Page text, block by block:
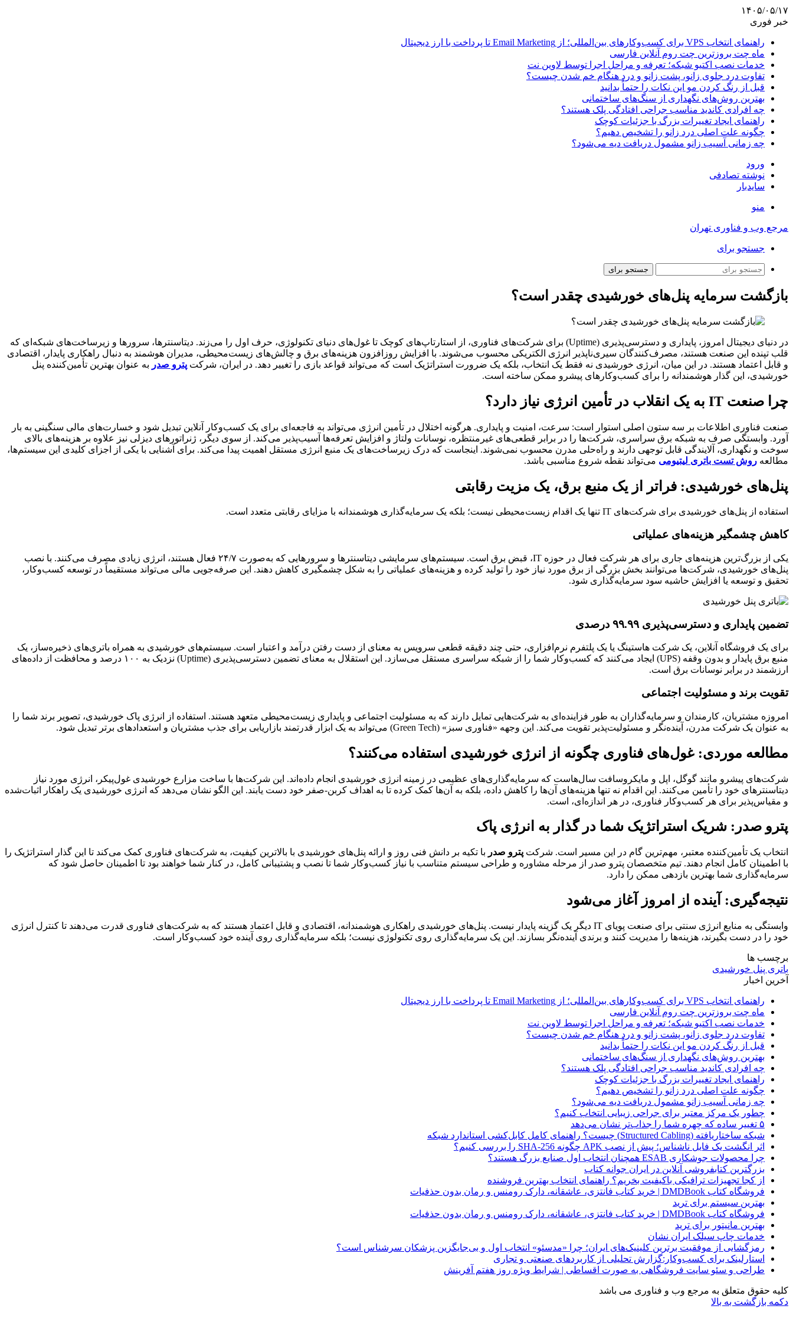
۱۴۰۵/۰۵/۱۷
خبر فوری
راهنمای انتخاب VPS برای کسب‌وکارهای بین‌المللی؛ از Email Marketing تا پرداخت با ارز دیجیتال
ماه چت بروزترین چت روم آنلاین فارسی
خدمات نصب اکتیو شبکه؛ تعرفه و مراحل اجرا توسط لاوین نت
تفاوت درد جلوی زانو، پشت زانو و درد هنگام خم شدن چیست؟
قبل از رنگ کردن مو این نکات را حتماً بدانید
بهترین روش‌های نگهداری از سنگ‌های ساختمانی
چه افرادی کاندید مناسب جراحی افتادگی پلک هستند؟
راهنمای ایجاد تغییرات بزرگ با جزئیات کوچک
چگونه علت اصلی درد زانو را تشخیص دهیم؟
چه زمانی آسیب زانو مشمول دریافت دیه می‌شود؟
ورود
نوشته تصادفی
سایدبار
منو
مرجع وب و فناوری تهران
جستجو برای
جستجو برای
بازگشت سرمایه پنل‌های خورشیدی چقدر است؟
در دنیای دیجیتال امروز، پایداری و دسترسی‌پذیری (Uptime) برای شرکت‌های فناوری، از استارتاپ‌های کوچک تا غول‌های دنیای تکنولوژی، حرف اول را می‌زند. دیتاسنترها، سرورها و زیرساخت‌های شبکه‌ای که
قلب تپنده این صنعت هستند، مصرف‌کنندگان سیری‌ناپذیر انرژی الکتریکی محسوب می‌شوند. با افزایش روزافزون هزینه‌های برق و چالش‌های زیست‌محیطی، مدیران هوشمند به دنبال راهکاری پایدار، اقتصادی
و قابل اعتماد هستند. در این میان، انرژی خورشیدی نه فقط یک انتخاب، بلکه یک ضرورت استراتژیک است که می‌تواند قواعد بازی را تغییر دهد. در ایران، شرکت پترو صدر به عنوان بهترین تأمین‌کننده پنل
خورشیدی، این گذار هوشمندانه را برای کسب‌وکارهای پیشرو ممکن ساخته است.
چرا صنعت IT به یک انقلاب در تأمین انرژی نیاز دارد؟
صنعت فناوری اطلاعات بر سه ستون اصلی استوار است: سرعت، امنیت و پایداری. هرگونه اختلال در تأمین انرژی می‌تواند به فاجعه‌ای برای یک کسب‌وکار آنلاین تبدیل شود و خسارت‌های مالی سنگینی به بار
آورد. وابستگی صرف به شبکه برق سراسری، شرکت‌ها را در برابر قطعی‌های غیرمنتظره، نوسانات ولتاژ و افزایش تعرفه‌ها آسیب‌پذیر می‌کند. از سوی دیگر، ژنراتورهای دیزلی نیز علاوه بر هزینه‌های بالای
سوخت و نگهداری، آلایندگی قابل توجهی دارند و راه‌حلی مدرن محسوب نمی‌شوند. اینجاست که درک زیرساخت‌های یک منبع انرژی مستقل اهمیت پیدا می‌کند. برای آشنایی با یکی از اجزای کلیدی این سیستم‌ها،
مطالعه روش تست باتری لیتیومی می‌تواند نقطه شروع مناسبی باشد.
پنل‌های خورشیدی: فراتر از یک منبع برق، یک مزیت رقابتی
استفاده از پنل‌های خورشیدی برای شرکت‌های IT تنها یک اقدام زیست‌محیطی نیست؛ بلکه یک سرمایه‌گذاری هوشمندانه با مزایای رقابتی متعدد است.
کاهش چشمگیر هزینه‌های عملیاتی
یکی از بزرگ‌ترین هزینه‌های جاری برای هر شرکت فعال در حوزه IT، قبض برق است. سیستم‌های سرمایشی دیتاسنترها و سرورهایی که به‌صورت ۲۴/۷ فعال هستند، انرژی زیادی مصرف می‌کنند. با نصب
پنل‌های خورشیدی، شرکت‌ها می‌توانند بخش بزرگی از برق مورد نیاز خود را تولید کرده و هزینه‌های عملیاتی را به شکل چشمگیری کاهش دهند. این صرفه‌جویی مالی می‌تواند مستقیماً در توسعه کسب‌وکار،
تحقیق و توسعه یا افزایش حاشیه سود سرمایه‌گذاری شود.
تضمین پایداری و دسترسی‌پذیری ۹۹.۹۹ درصدی
برای یک فروشگاه آنلاین، یک شرکت هاستینگ یا یک پلتفرم نرم‌افزاری، حتی چند دقیقه قطعی سرویس به معنای از دست رفتن درآمد و اعتبار است. سیستم‌های خورشیدی به همراه باتری‌های ذخیره‌ساز، یک
منبع برق پایدار و بدون وقفه (UPS) ایجاد می‌کنند که کسب‌وکار شما را از شبکه سراسری مستقل می‌سازد. این استقلال به معنای تضمین دسترسی‌پذیری (Uptime) نزدیک به ۱۰۰ درصد و محافظت از داده‌های
ارزشمند در برابر نوسانات برق است.
تقویت برند و مسئولیت اجتماعی
امروزه مشتریان، کارمندان و سرمایه‌گذاران به طور فزاینده‌ای به شرکت‌هایی تمایل دارند که به مسئولیت اجتماعی و پایداری زیست‌محیطی متعهد هستند. استفاده از انرژی پاک خورشیدی، تصویر برند شما را
به عنوان یک شرکت مدرن، آینده‌نگر و مسئولیت‌پذیر تقویت می‌کند. این وجهه «فناوری سبز» (Green Tech) می‌تواند به یک ابزار قدرتمند بازاریابی برای جذب مشتریان و استعدادهای برتر تبدیل شود.
مطالعه موردی: غول‌های فناوری چگونه از انرژی خورشیدی استفاده می‌کنند؟
شرکت‌های پیشرو مانند گوگل، اپل و مایکروسافت سال‌هاست که سرمایه‌گذاری‌های عظیمی در زمینه انرژی خورشیدی انجام داده‌اند. این شرکت‌ها با ساخت مزارع خورشیدی غول‌پیکر، انرژی مورد نیاز
دیتاسنترهای خود را تأمین می‌کنند. این اقدام نه تنها هزینه‌های آن‌ها را کاهش داده، بلکه به آن‌ها کمک کرده تا به اهداف کربن-صفر خود دست یابند. این الگو نشان می‌دهد که انرژی خورشیدی یک راهکار اثبات‌شده
و مقیاس‌پذیر برای هر کسب‌وکار فناوری، در هر اندازه‌ای، است.
پترو صدر: شریک استراتژیک شما در گذار به انرژی پاک
انتخاب یک تأمین‌کننده معتبر، مهم‌ترین گام در این مسیر است. شرکت پترو صدر با تکیه بر دانش فنی روز و ارائه پنل‌های خورشیدی با بالاترین کیفیت، به شرکت‌های فناوری کمک می‌کند تا این گذار استراتژیک را
با اطمینان کامل انجام دهند. تیم متخصصان پترو صدر از مرحله مشاوره و طراحی سیستم متناسب با نیاز کسب‌وکار شما تا نصب و پشتیبانی کامل، در کنار شما خواهند بود تا اطمینان حاصل شود که
سرمایه‌گذاری شما بهترین بازدهی ممکن را دارد.
نتیجه‌گیری: آینده از امروز آغاز می‌شود
وابستگی به منابع انرژی سنتی برای صنعت پویای IT دیگر یک گزینه پایدار نیست. پنل‌های خورشیدی راهکاری هوشمندانه، اقتصادی و قابل اعتماد هستند که به شرکت‌های فناوری قدرت می‌دهند تا کنترل انرژی
خود را در دست بگیرند، هزینه‌ها را مدیریت کنند و برندی آینده‌نگر بسازند. این یک سرمایه‌گذاری روی تکنولوژی نیست؛ بلکه سرمایه‌گذاری روی آینده خود کسب‌وکار است.
برچسب ها
باتری پنل خورشیدی
آخرین اخبار
راهنمای انتخاب VPS برای کسب‌وکارهای بین‌المللی؛ از Email Marketing تا پرداخت با ارز دیجیتال
ماه چت بروزترین چت روم آنلاین فارسی
خدمات نصب اکتیو شبکه؛ تعرفه و مراحل اجرا توسط لاوین نت
تفاوت درد جلوی زانو، پشت زانو و درد هنگام خم شدن چیست؟
قبل از رنگ کردن مو این نکات را حتماً بدانید
بهترین روش‌های نگهداری از سنگ‌های ساختمانی
چه افرادی کاندید مناسب جراحی افتادگی پلک هستند؟
راهنمای ایجاد تغییرات بزرگ با جزئیات کوچک
چگونه علت اصلی درد زانو را تشخیص دهیم؟
چه زمانی آسیب زانو مشمول دریافت دیه می‌شود؟
چطور یک مرکز معتبر برای جراحی زیبایی انتخاب کنیم؟
۵ تغییر ساده که چهره شما را جذاب‌تر نشان می‌دهد
شبکه ساختاریافته (Structured Cabling) چیست؟ راهنمای کامل کابل‌کشی استاندارد شبکه
اثر انگشت یک فایل ناشناس؛ پیش از نصب APK چگونه SHA-256 را بررسی کنیم؟
چرا محصولات جوشکاری ESAB همچنان انتخاب اول صنایع بزرگ هستند؟
بزرگترین کتابفروشی آنلاین در ایران جوانه کتاب
از کجا تجهیزات ترافیکی باکیفیت بخریم؟ راهنمای انتخاب بهترین فروشنده
فروشگاه کتاب DMDBook | خرید کتاب فانتزی، عاشقانه، دارک رومنس و رمان بدون حذفیات
بهترین سیستم برای ترید
فروشگاه کتاب DMDBook | خرید کتاب فانتزی، عاشقانه، دارک رومنس و رمان بدون حذفیات
بهترین مانیتور برای ترید
خدمات چاپ سیلک ایران نشان
رمزگشایی از موفقیت برترین کلینیک‌های ایران؛ چرا «مدسئو» انتخاب اول و بی‌جایگزین پزشکان سرشناس است؟
استارلینک برای کسب‌وکار:گزارش تحلیلی از کاربردهای صنعتی و تجاری
طراحی و سئو سایت فروشگاهی به صورت اقساطی | شرایط ویژه روز هفتم آفرینش
کلیه حقوق متعلق به مرجع وب و فناوری می باشد
دکمه بازگشت به بالا